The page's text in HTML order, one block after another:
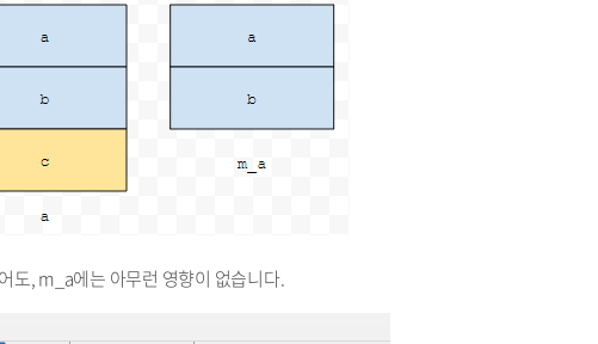
도, m_a에는 아무런 영향이 없습니다.